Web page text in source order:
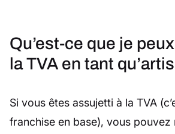
Qu’est-ce que je
la TVA en tant
Si vous êtes assujetti à la TVA
franchise en base), vous pouvez